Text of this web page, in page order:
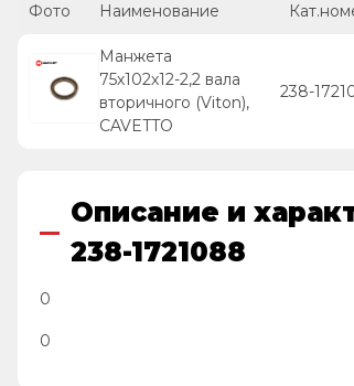
Фото Наименование
Манжета
75х102х12-2,2 вала
вторичного (Viton),
CAVETTO
238-
Описание и
238-1721088
0
0